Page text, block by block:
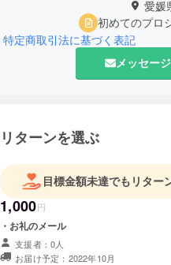
愛媛
初めてのプロ
特定商取引法に基づく表記
メッセー
リターンを選ぶ
目標金額未達でもリター
1,000円
・お礼のメール
支援者：0人
お届け予定：2022年10月